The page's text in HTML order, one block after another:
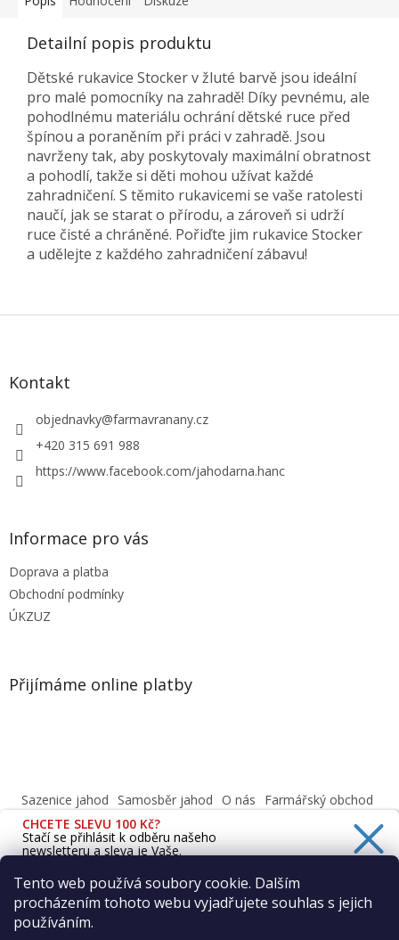
Tento web používá soubory cookie. Dalším
procházením tohoto webu vyjadřujete souhlas s jejich
používáním.
Detailní popis produktu
Dětské rukavice Stocker v žluté barvě jsou ideální
pro malé pomocníky na zahradě! Díky pevnému, ale
pohodlnému materiálu ochrání dětské ruce před
špínou a poraněním při práci v zahradě. Jsou
navrženy tak, aby poskytovaly maximální obratnost
a pohodlí, takže si děti mohou užívat každé
zahradničení. S těmito rukavicemi se vaše ratolesti
naučí, jak se starat o přírodu, a zároveň si udrží
ruce čisté a chráněné. Pořiďte jim rukavice Stocker
a udělejte z každého zahradničení zábavu!
Z
Kontakt
objednavky@farmavranany.cz
+420 315 691 988
https://www.facebook.com/jahodarna.hanc
Informace pro vás
Doprava a platba
Obchodní podmínky
ÚKZUZ
Přijímáme online platby
Sazenice jahod Samosběr jahod O nás
Farmářský obchod
Obchodní podmínky
Informace o ochraně osobních údajů dle GDPR
Cafenavysluni.cz - Objednat a vyzvednout
CHCETE SLEVU 100 Kč?
Stačí se přihlásit k odběru našeho
newsletteru a sleva je Vaše.
Ano, chci se přihlásit